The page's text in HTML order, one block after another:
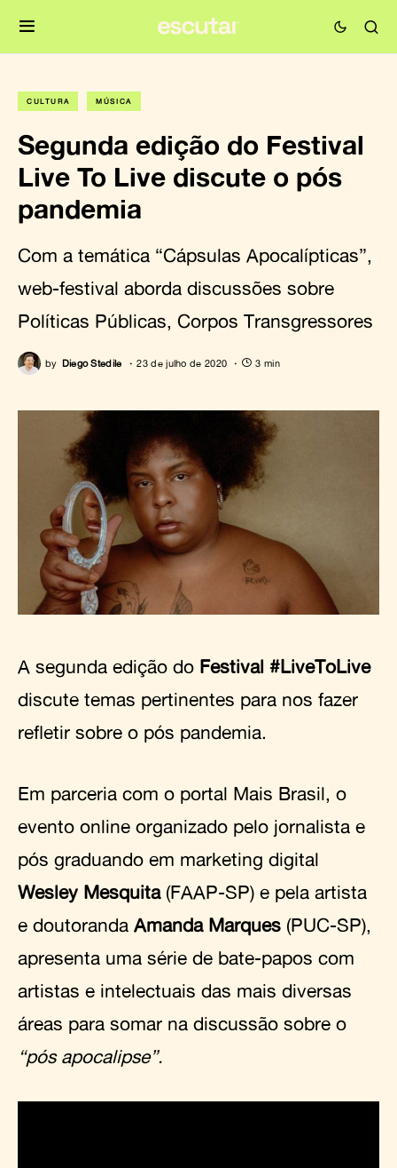
CULTURA MÚSICA
Segunda edição do Festival
Live To Live discute o pós
pandemia
Com a temática “Cápsulas Apocalípticas”,
web-festival aborda discussões sobre
Políticas Públicas, Corpos Transgressores
by Diego Stedile 23 de julho de 2020 3 min
A segunda edição do Festival #LiveToLive
discute temas pertinentes para nos fazer
refletir sobre o pós pandemia.
Em parceria com o portal Mais Brasil, o
evento online organizado pelo jornalista e
pós graduando em marketing digital
Wesley Mesquita (FAAP-SP) e pela artista
e doutoranda Amanda Marques (PUC-SP),
apresenta uma série de bate-papos com
artistas e intelectuais das mais diversas
áreas para somar na discussão sobre o
“pós apocalipse”.